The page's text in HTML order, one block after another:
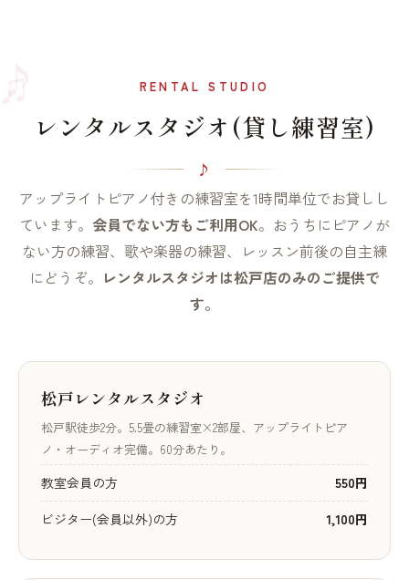
RENTAL STUDIO
レンタルスタジオ(貸し練習室)
アップライトピアノ付きの練習室を1時間単位でお貸しし
ています。 会員でない方もご利用OK。おうちにピアノが
ない方の練習、歌や楽器の練習、レッスン前後の自主練
にどうぞ。 レンタルスタジオは松戸店のみのご提供で
す。
松戸レンタルスタジオ
松戸駅徒歩2分。5.5畳の練習室×2部屋、アップライトピア
ノ・オーディオ完備。60分あたり。
教室会員の方
550円
ビジター(会員以外)の方
1,100円